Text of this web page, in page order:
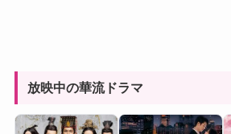
放映中の華流ドラマ